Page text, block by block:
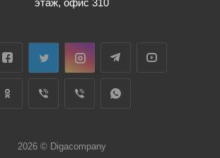
этаж, офис 310
2026 © Digacompany